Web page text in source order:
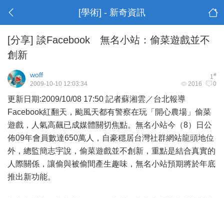
[學術] - 新奇資訊
[分享] 談Facebook 無名小站：偷菜遊戲並不
創新
1#
woff
2016 0
2009-10-10 12:03:34
更新日期:2009/10/08 17:50 記者蘇湘雲／台北報導
Facebook紅翻天， 颱風天都有警察在玩「開心農場」偷菜
遊戲，人氣高飆已成媒體關切焦點。 無名小站今（8）日公
佈09年會員數達650萬人，自豪穩居台灣社群網站龍頭地位
外，總監簡志宇說，偷菜遊戲並不創新，重點是結合真實的
人際關係，讓偷與被偷間產生趣味，無名小站預期將於年底
推出新功能。